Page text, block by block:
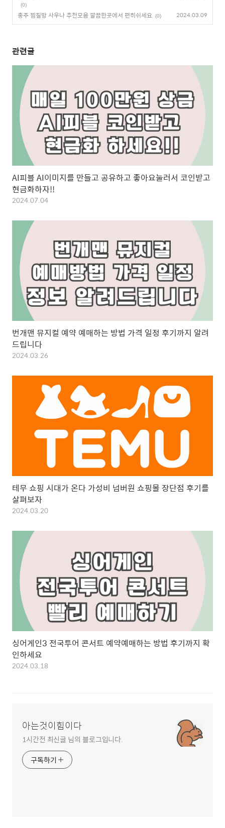
(0)
충주 찜질방 사우나 추천모음 깔끔한곳에서 편히쉬세요 (0) 2024.03.09
관련글
AI피블 AI이미지를 만들고 공유하고 좋아요눌러서 코인받고
현금화하자!!
2024.07.04
번개맨 뮤지컬 예약 예매하는 방법 가격 일정 후기까지 알려
드립니다
2024.03.26
테무 쇼핑 시대가 온다 가성비 넘버원 쇼핑몰 장단점 후기를
살펴보자
2024.03.20
싱어게인3 전국투어 콘서트 예약예매하는 방법 후기까지 확
인하세요
2024.03.18
아는것이힘이다
1시간전 최신글 님의 블로그입니다.
구독하기